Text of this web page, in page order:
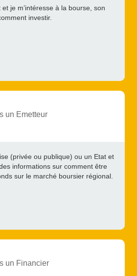
je m’intéresse à la bourse, son
investir.
un Emetteur
(privée ou publique) ou un Etat et
informations sur comment être
sur le marché boursier régional.
un Financier